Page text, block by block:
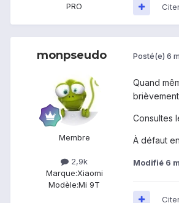
PRO
monpseudo
Membre
2,9k
Marque:Xiaomi
Modèle:Mi 9T
Posté(e) 6
Quand
Consultes
À défaut
Modifié 6